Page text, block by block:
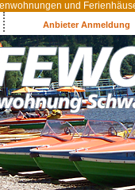
und
Anbieter Anmeldung